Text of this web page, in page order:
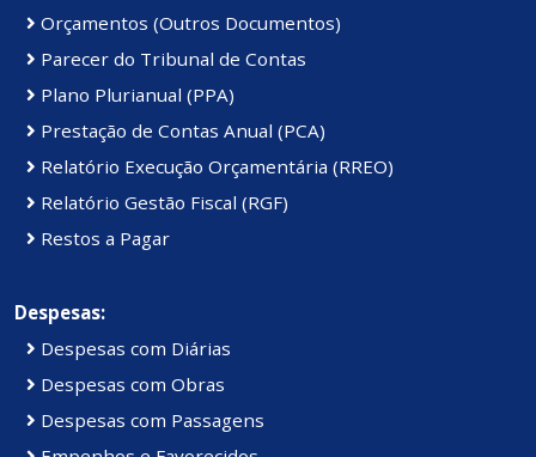
Orçamentos (Outros Documentos)
Parecer do Tribunal de Contas
Plano Plurianual (PPA)
Prestação de Contas Anual (PCA)
Relatório Execução Orçamentária (RREO)
Relatório Gestão Fiscal (RGF)
Restos a Pagar
Despesas:
Despesas com Diárias
Despesas com Obras
Despesas com Passagens